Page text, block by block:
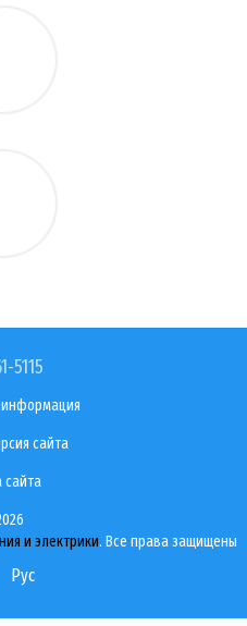
5115
информация
сайта
сайта
и электрики. Все права защищены
Рус